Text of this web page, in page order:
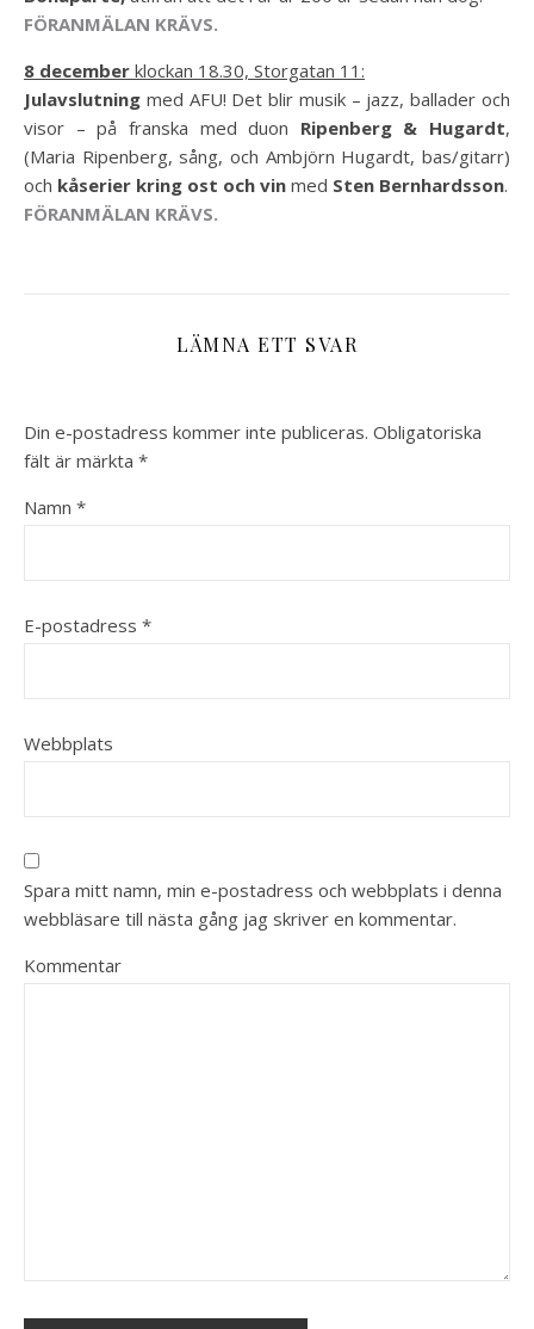
FÖRANMÄLAN KRÄVS.
8 december klockan 18.30, Storgatan 11:
Julavslutning med AFU! Det blir musik – jazz, ballader och
visor – på franska med duon Ripenberg & Hugardt,
(Maria Ripenberg, sång, och Ambjörn Hugardt, bas/gitarr)
och kåserier kring ost och vin med Sten Bernhardsson.
FÖRANMÄLAN KRÄVS.
LÄMNA ETT SVAR
Din e-postadress kommer inte publiceras. Obligatoriska
fält är märkta *
Namn *
E-postadress *
Webbplats
Spara mitt namn, min e-postadress och webbplats i denna
webbläsare till nästa gång jag skriver en kommentar.
Kommentar